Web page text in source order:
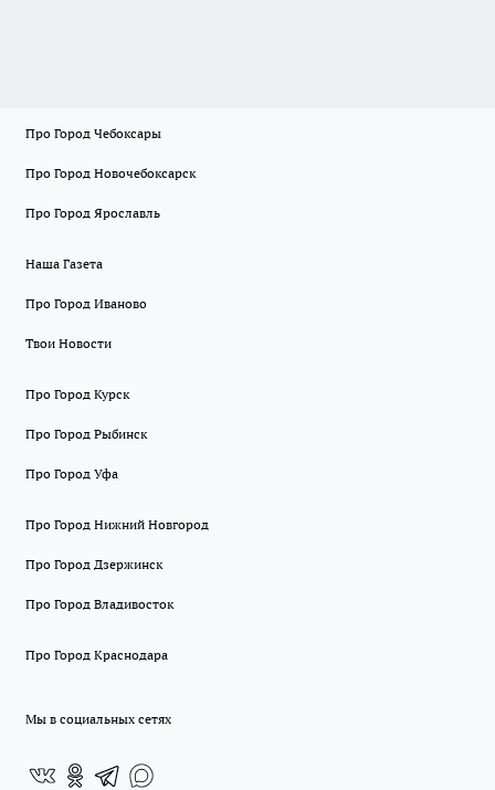
Про Город Чебоксары
Про Город Новочебоксарск
Про Город Ярославль
Наша Газета
Про Город Иваново
Твои Новости
Про Город Курск
Про Город Рыбинск
Про Город Уфа
Про Город Нижний Новгород
Про Город Дзержинск
Про Город Владивосток
Про Город Краснодара
Мы в социальных сетях